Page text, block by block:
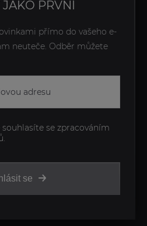
PRVNÍ
přímo do vašeho e-
neuteče. Odběr můžete
se
se zpracováním